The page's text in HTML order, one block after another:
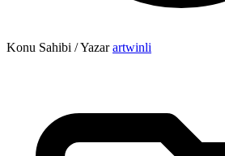
Konu Sahibi / Yazar artwinli